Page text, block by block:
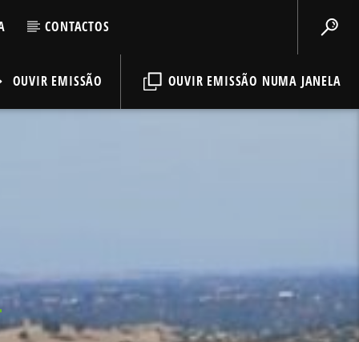
CONTACTOS
OUVIR EMISSÃO NUMA JANELA
OUVIR EMISSÃO